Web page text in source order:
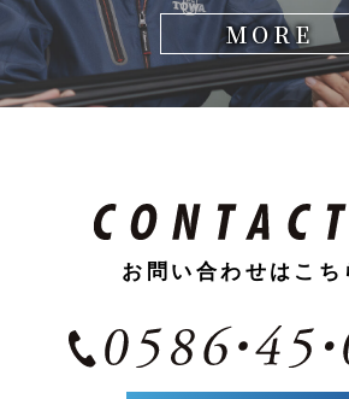
MORE
お問い合わせはこち